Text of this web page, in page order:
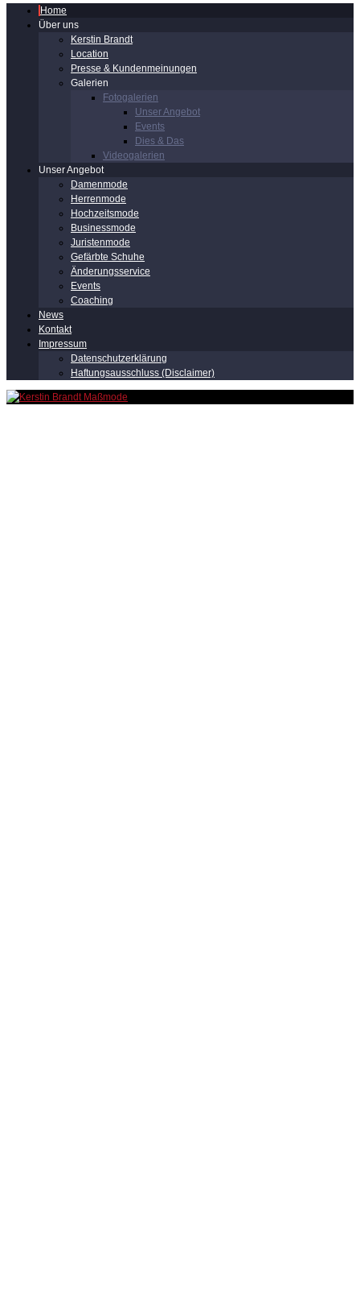
Home
Über uns
Kerstin Brandt
Location
Presse & Kundenmeinungen
Galerien
Fotogalerien
Unser Angebot
Events
Dies & Das
Videogalerien
Unser Angebot
Damenmode
Herrenmode
Hochzeitsmode
Businessmode
Juristenmode
Gefärbte Schuhe
Änderungsservice
Events
Coaching
News
Kontakt
Impressum
Datenschutzerklärung
Haftungsausschluss (Disclaimer)